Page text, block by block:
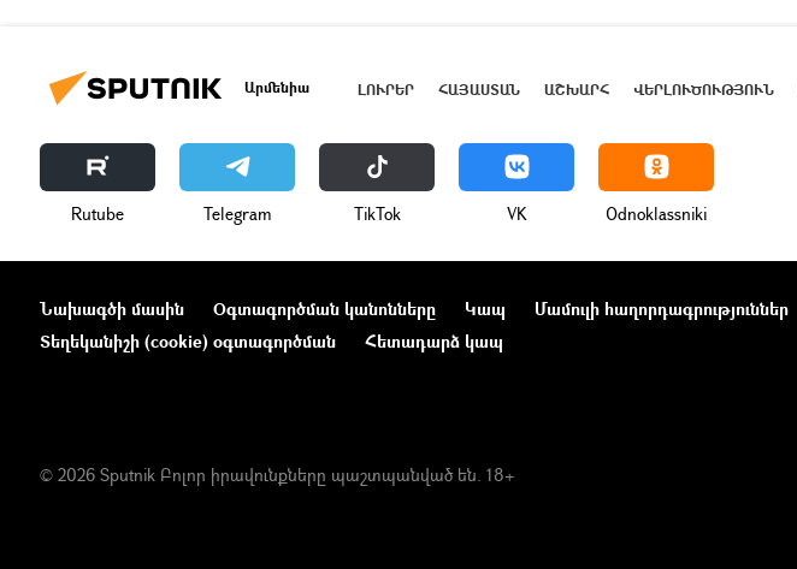
Արմենիա ԼՈՒՐԵՐ ՀԱՅԱՍՏԱՆ ԱՇԽԱՐՀ ՎԵՐԼՈՒԾՈՒԹՅՈՒՆ
Rutube Telegram ТikТоk VK Odnoklassniki
Նախագծի մասին Օգտագործման կանոնները Կապ Մամուլի հաղորդագրություններ
Տեղեկանիշի (cookie) օգտագործման
Հետադարձ կապ
© 2026 Sputnik Բոլոր իրավունքները պաշտպանված են. 18+